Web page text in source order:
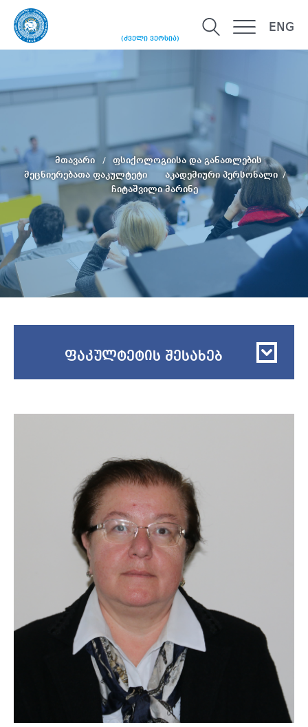
(ძველი ვერსია)
ENG
მთავარი
ფსიქოლოგიისა და განათლების
მეცნიერებათა ფაკულტეტი
აკადემიური პერსონალი
ჩიტაშვილი მარინე
ფაკულტეტის შესახებ